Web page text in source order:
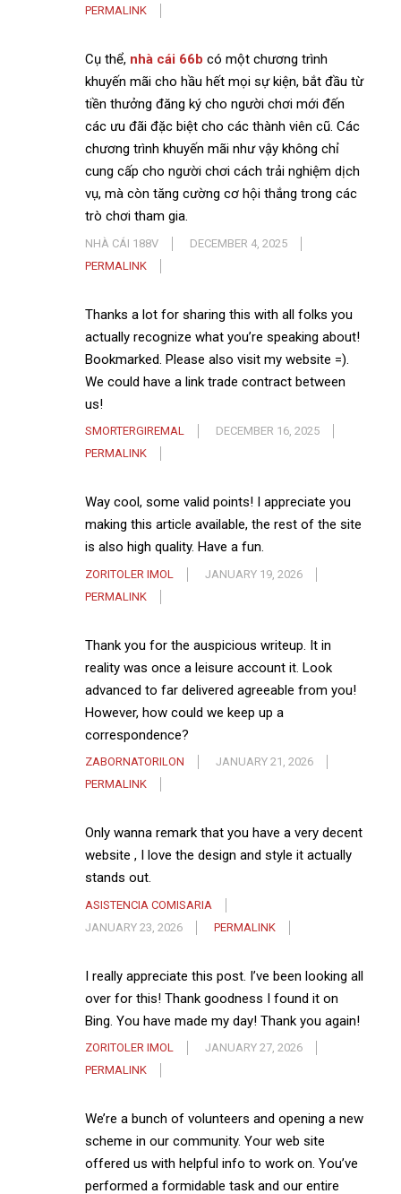
PERMALINK
Cụ thể, nhà cái 66b có một chương trình
khuyến mãi cho hầu hết mọi sự kiện, bắt đầu từ
tiền thưởng đăng ký cho người chơi mới đến
các ưu đãi đặc biệt cho các thành viên cũ. Các
chương trình khuyến mãi như vậy không chỉ
cung cấp cho người chơi cách trải nghiệm dịch
vụ, mà còn tăng cường cơ hội thắng trong các
trò chơi tham gia.
NHÀ CÁI 188V
DECEMBER 4, 2025
PERMALINK
Thanks a lot for sharing this with all folks you
actually recognize what you’re speaking about!
Bookmarked. Please also visit my website =).
We could have a link trade contract between
us!
SMORTERGIREMAL
DECEMBER 16, 2025
PERMALINK
Way cool, some valid points! I appreciate you
making this article available, the rest of the site
is also high quality. Have a fun.
ZORITOLER IMOL
JANUARY 19, 2026
PERMALINK
Thank you for the auspicious writeup. It in
reality was once a leisure account it. Look
advanced to far delivered agreeable from you!
However, how could we keep up a
correspondence?
ZABORNATORILON
JANUARY 21, 2026
PERMALINK
Only wanna remark that you have a very decent
website , I love the design and style it actually
stands out.
ASISTENCIA COMISARIA
JANUARY 23, 2026
PERMALINK
I really appreciate this post. I’ve been looking all
over for this! Thank goodness I found it on
Bing. You have made my day! Thank you again!
ZORITOLER IMOL
JANUARY 27, 2026
PERMALINK
We’re a bunch of volunteers and opening a new
scheme in our community. Your web site
offered us with helpful info to work on. You’ve
performed a formidable task and our entire